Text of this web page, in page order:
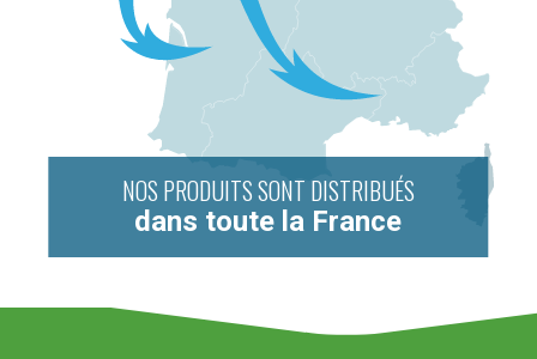
NOS PRODUITS SONT DISTRIBUÉS
dans toute la France